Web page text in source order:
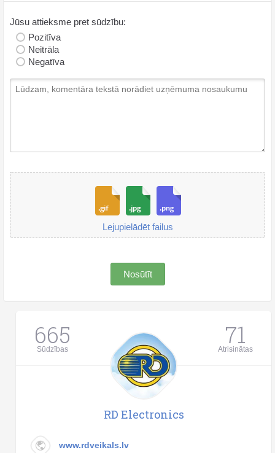
Jūsu attieksme pret sūdzību:
Pozitīva
Neitrāla
Negatīva
Lejupielādēt failus
Nosūtīt
665
Sūdzības 71
Atrisinātas
RD Electronics
www.rdveikals.lv